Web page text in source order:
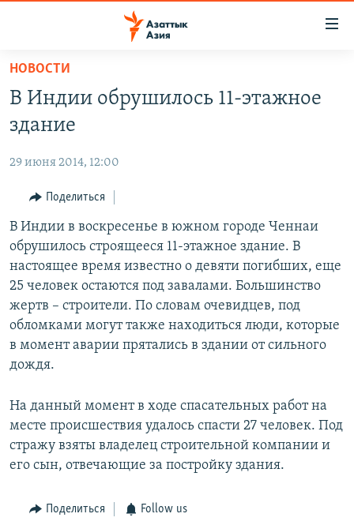
Вернуться
основному
содержанию
навигации
Вернутся
поиску
ЦЕНТРАЛЬНАЯ АЗИЯ
УЗБЕКИСТАН
ТАДЖИКИСТАН
НОВОСТИ
НА ДРУГИХ ЯЗЫКАХ
ҚАЗАҚША
КЫРГЫЗЧА
ЎЗБЕКЧА
ТОҶИКӢ
TÜRKMENÇE
Все сайты РСЕ/РС
НОВОСТИ
В Индии обрушилось 11-этажное
здание
29 июня 2014, 12:00
Поделиться
В Индии в воскресенье в южном городе Ченнаи
обрушилось строящееся 11-этажное здание. В
настоящее время известно о девяти погибших, еще
25 человек остаются под завалами. Большинство
жертв – строители. По словам очевидцев, под
обломками могут также находиться люди, которые
в момент аварии прятались в здании от сильного
дождя.
На данный момент в ходе спасательных работ на
месте происшествия удалось спасти 27 человек. Под
стражу взяты владелец строительной компании и
его сын, отвечающие за постройку здания.
Поделиться Follow us